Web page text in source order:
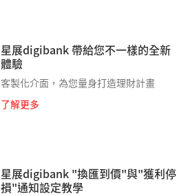
星展digibank 帶給您不一樣的全新
體驗
客製化介面，為您量身打造理財計畫
了解更多
星展digibank "換匯到價"與"獲利停
損"通知設定教學